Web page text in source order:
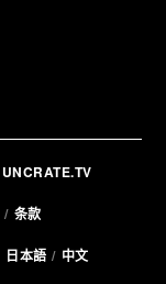
UNCRATE.TV
条款
日本語 中文